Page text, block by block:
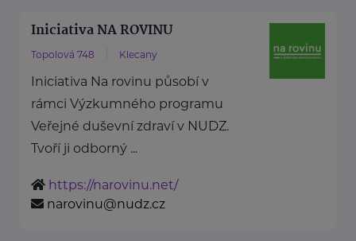
Iniciativa NA ROVINU
Topolová 748 Klecany
Iniciativa Na rovinu působí v
rámci Výzkumného programu
Veřejné duševní zdraví v NUDZ.
Tvoří ji odborný ...
https://narovinu.net/
narovinu@nudz.cz